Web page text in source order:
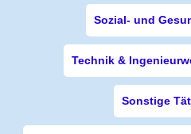
Sozial- und
Technik &
Sonstige